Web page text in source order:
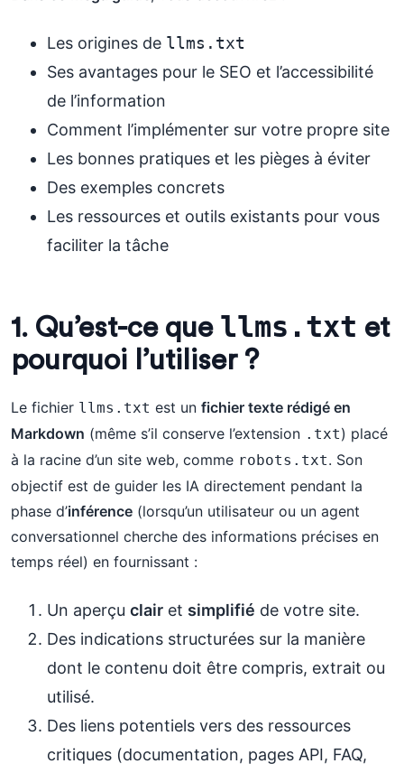
Les origines de llms.txt
Ses avantages pour le SEO et l’accessibilité
de l’information
Comment l’implémenter sur votre propre site
Les bonnes pratiques et les pièges à éviter
Des exemples concrets
Les ressources et outils existants pour vous
faciliter la tâche
1. Qu’est-ce que llms.txt et
pourquoi l’utiliser ?
Le fichier llms.txt est un fichier texte rédigé en
Markdown (même s’il conserve l’extension .txt) placé
à la racine d’un site web, comme robots.txt. Son
objectif est de guider les IA directement pendant la
phase d’inférence (lorsqu’un utilisateur ou un agent
conversationnel cherche des informations précises en
temps réel) en fournissant :
Un aperçu clair et simplifié de votre site.
Des indications structurées sur la manière
dont le contenu doit être compris, extrait ou
utilisé.
Des liens potentiels vers des ressources
critiques (documentation, pages API, FAQ,